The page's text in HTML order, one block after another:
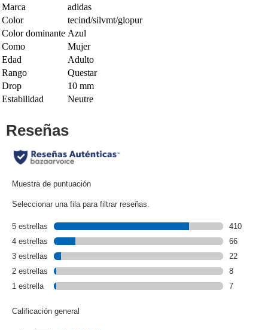
Marca
adidas
Color
tecind/silvmt/glopur
Color dominante Azul
Como
Mujer
Edad
Adulto
Rango
Questar
Drop
10 mm
Estabilidad
Neutre